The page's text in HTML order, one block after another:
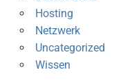
Hosting
Netzwerk
Uncategorized
Wissen